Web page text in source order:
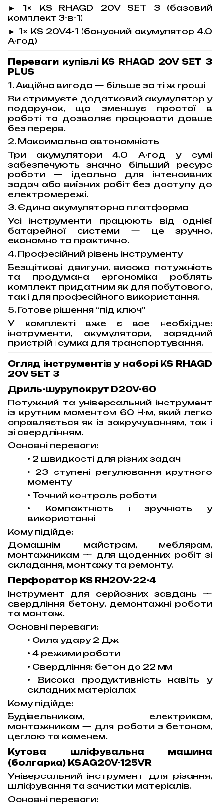
► 1× KS RHAGD 20V SET 3 (базовий
комплект 3-в-1)
► 1× KS 20V4-1 (бонусний акумулятор 4.0
А·год)
Переваги купівліKS RHAGD 20V SET 3
PLUS
1. Акційна вигода — більше за ті ж гроші
Ви отримуєте додатковий акумулятор у
подарунок, що зменшує простої в
роботі та дозволяє працювати довше
без перерв.
2. Максимальна автономність
Три акумулятори 4.0 А·год у сумі
забезпечують значно більший ресурс
роботи — ідеально для інтенсивних
задач або виїзних робіт без доступу до
електромережі.
3. Єдина акумуляторна платформа
Усі інструменти працюють від однієї
батарейної системи — це зручно,
економно та практично.
4. Професійний рівень інструменту
Безщіткові двигуни, висока потужність
та продумана ергономіка роблять
комплект придатним як для побутового,
так і для професійного використання.
5. Готове рішення “під ключ”
У комплекті вже є все необхідне:
інструменти, акумулятори, зарядний
пристрій і сумка для транспортування.
Огляд інструментів у наборі KS RHAGD
20V SET 3
Дриль-шурупокрут D20V-60
Потужний та універсальний інструмент
із крутним моментом 60 Н·м, який легко
справляється як із закручуванням, так і
зі свердлінням.
Основні переваги:
• 2 швидкості для різних задач
• 23 ступені регулювання крутного
моменту
• Точний контроль роботи
• Компактність і зручність у
використанні
Кому підійде:
Домашнім майстрам, меблярам,
монтажникам — для щоденних робіт зі
складання, монтажу та ремонту.
Перфоратор KS RH20V-22-4
Інструмент для серйозних завдань —
свердління бетону, демонтажні роботи
та монтаж.
Основні переваги:
• Сила удару 2 Дж
• 4 режими роботи
• Свердління: бетон до 22 мм
• Висока продуктивність навіть у
складних матеріалах
Кому підійде:
Будівельникам, електрикам,
монтажникам — для роботи з бетоном,
цеглою та каменем.
Кутова шліфувальна машина
(болгарка) KS AG20V-125VR
Універсальний інструмент для різання,
шліфування та зачистки матеріалів.
Основні переваги: